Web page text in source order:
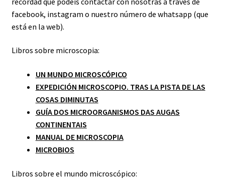
facebook, instagram o nuestro número de whatsapp (que
está en la web).
Libros sobre microscopia:
UN MUNDO MICROSCÓPICO
EXPEDICIÓN MICROSCOPIO. TRAS LA PISTA DE LAS
COSAS DIMINUTAS
GUÍA DOS MICROORGANISMOS DAS AUGAS
CONTINENTAIS
MANUAL DE MICROSCOPIA
MICROBIOS
Libros sobre el mundo microscópico: